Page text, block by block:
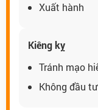
Xuất hành
Kiêng kỵ
Tránh mạo
Không đầu